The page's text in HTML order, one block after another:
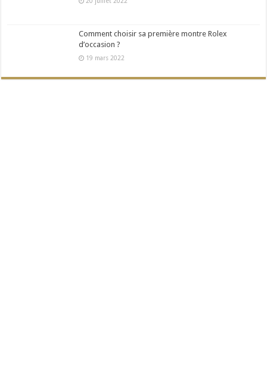
Comment choisir sa première montre Rolex
d’occasion ?
19 mars 2022